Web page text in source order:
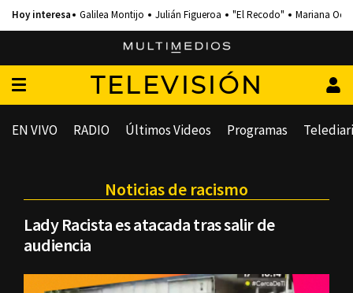
Galilea Montijo Julián Figueroa "El Recodo" Mariana
TELEVISIÓN
EN VIVO RADIO Últimos Videos Programas
Noticias de racismo
Lady Racista es atacada tras salir de
audiencia